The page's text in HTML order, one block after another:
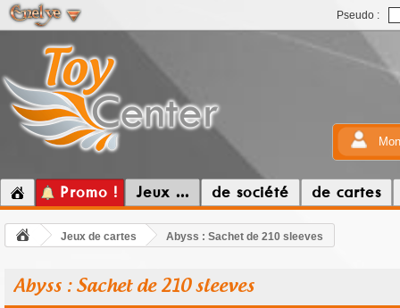
Pseudo :
Promo ! Jeux ... de société de cartes
Jeux de cartes Abyss : Sachet de 210 sleeves
Abyss : Sachet de 210 sleeves